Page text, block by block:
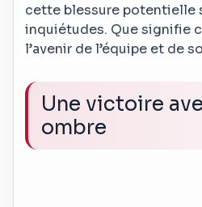
cette blessure potentielle
inquiétudes. Que signifie
l’avenir de l’équipe et de
Une victoire
ombre